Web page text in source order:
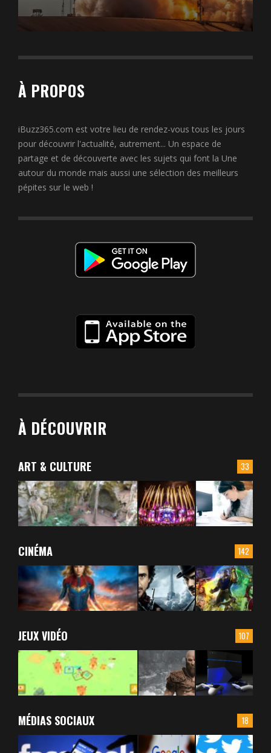
À PROPOS
iBuzz365.com est votre lieu de rendez-vous tous les jours
pour découvrir l'actualité, autrement... Un espace de
partage et de découverte avec les sujets qui font la Une
autour du monde mais aussi une sélection des meilleurs
pépites sur le web !
À DÉCOUVRIR
33
ART & CULTURE
142
CINÉMA
107
JEUX VIDÉO
18
MÉDIAS SOCIAUX